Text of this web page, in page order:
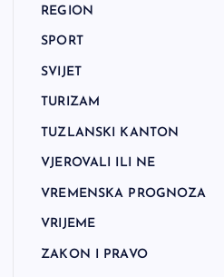
REGION
SPORT
SVIJET
TURIZAM
TUZLANSKI KANTON
VJEROVALI ILI NE
VREMENSKA PROGNOZA
VRIJEME
ZAKON I PRAVO